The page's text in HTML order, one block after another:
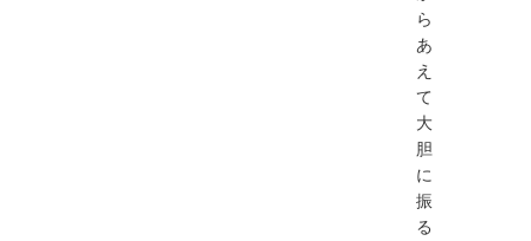
ら
あ
え
て
大
胆
に
振
る